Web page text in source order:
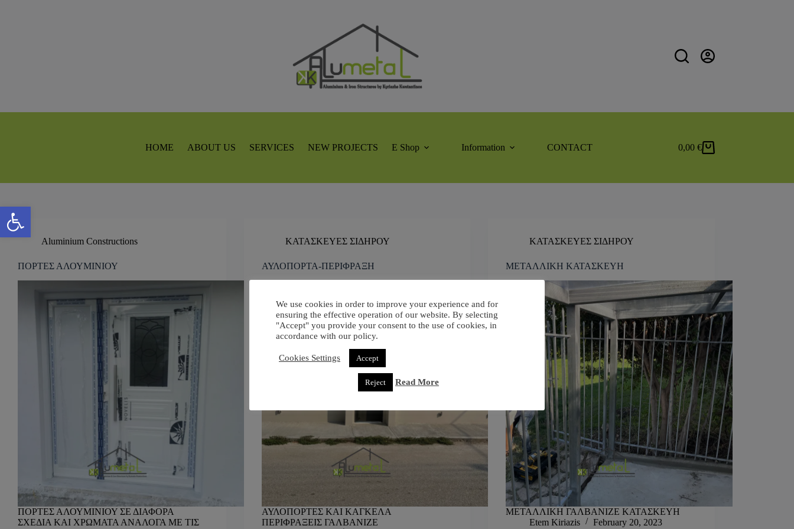
HOME ABOUT US SERVICES NEW PROJECTS E Shop Information CONTACT 0,00 €
Aluminium Constructions
ΠΟΡΤΕΣ ΑΛΟΥΜΙΝΙΟΥ
ΠΟΡΤΕΣ ΑΛΟΥΜΙΝΙΟΥ ΣΕ ΔΙΑΦΟΡΑ
ΣΧΕΔΙΑ ΚΑΙ ΧΡΩΜΑΤΑ ΑΝΑΛΟΓΑ ΜΕ ΤΙΣ
ΚΑΤΑΣΚΕΥΕΣ ΣΙΔΗΡΟΥ
ΑΥΛΟΠΟΡΤΑ-ΠΕΡΙΦΡΑΞΗ
ΑΥΛΟΠΟΡΤΕΣ ΚΑΙ ΚΑΓΚΕΛΑ
ΠΕΡΙΦΡΑΞΕΙΣ ΓΑΛΒΑΝΙΖΕ
ΚΑΤΑΣΚΕΥΕΣ ΣΙΔΗΡΟΥ
ΜΕΤΑΛΛΙΚΗ ΚΑΤΑΣΚΕΥΗ
ΜΕΤΑΛΛΙΚΗ ΓΑΛΒΑΝΙΖΕ ΚΑΤΑΣΚΕΥΗ
Etem Kiriazis
February 20, 2023
We use cookies in order to improve your experience and for
ensuring the effective operation of our website. By selecting
"Accept" you provide your consent to the use of cookies, in
accordance with our policy.
Cookies Settings Accept
Reject Read More
Open toolbar